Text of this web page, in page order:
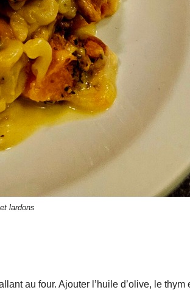
lardons
au four. Ajouter l’huile d’olive, le thym